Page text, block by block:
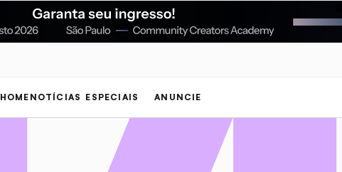
HOME NOTÍCIAS ESPECIAIS ANUNCIE